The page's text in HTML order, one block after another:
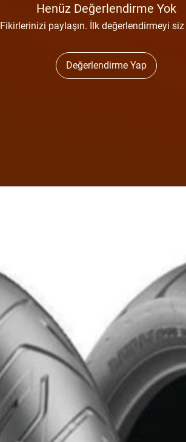
Henüz Değerlendirme Yok
Fikirlerinizi paylaşın. İlk değerlendirmeyi siz
Değerlendirme Yap